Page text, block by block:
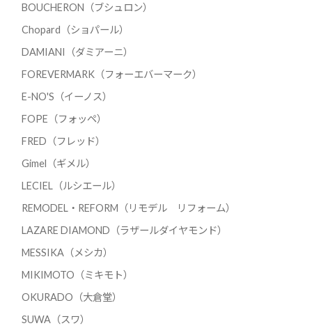
BOUCHERON（ブシュロン）
Chopard（ショパール）
DAMIANI（ダミアーニ）
FOREVERMARK（フォーエバーマーク）
E-NO'S（イーノス）
FOPE（フォッペ）
FRED（フレッド）
Gimel（ギメル）
LECIEL（ルシエール）
REMODEL・REFORM（リモデル リフォーム）
LAZARE DIAMOND（ラザールダイヤモンド）
MESSIKA（メシカ）
MIKIMOTO（ミキモト）
OKURADO（大倉堂）
SUWA（スワ）